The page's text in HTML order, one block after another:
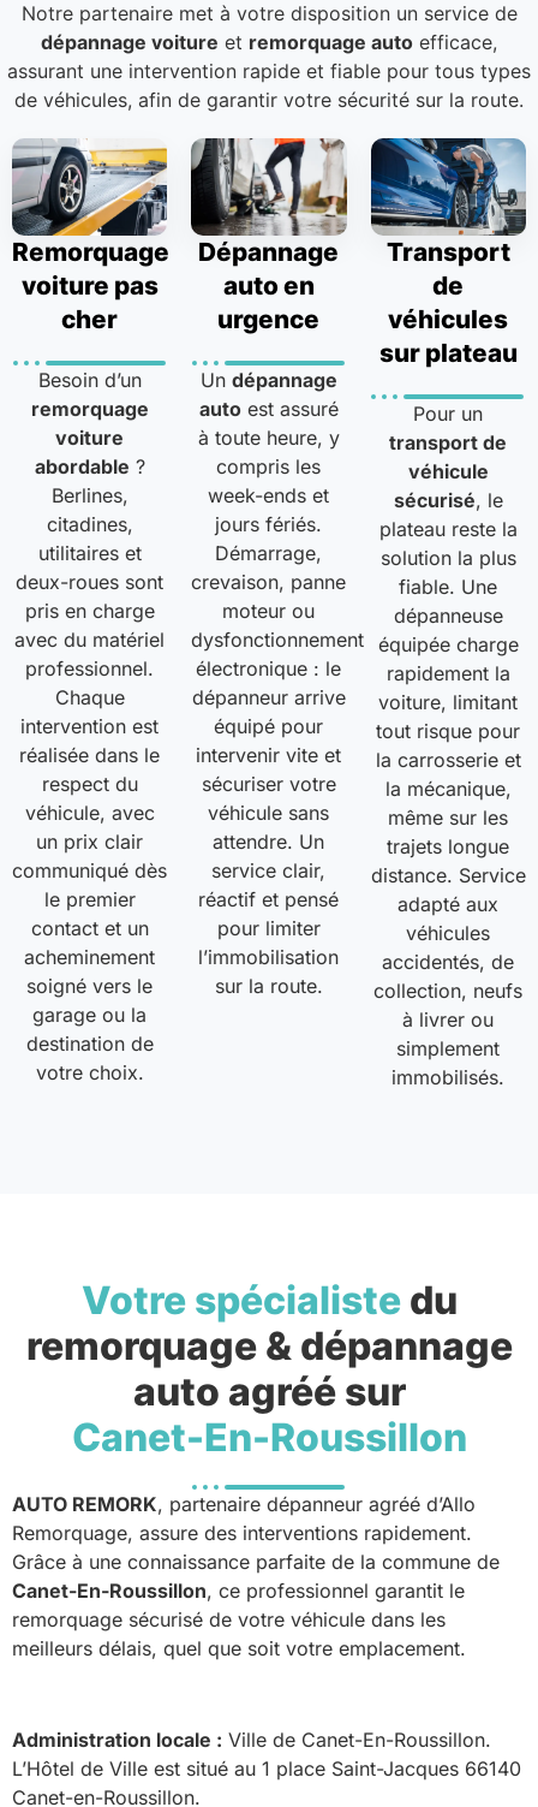
Notre partenaire met à votre disposition un service de
dépannage voiture et remorquage auto efficace,
assurant une intervention rapide et fiable pour tous types
de véhicules, afin de garantir votre sécurité sur la route.
Remorquage
voiture pas
cher
Besoin d’un
remorquage
voiture
abordable ?
Berlines,
citadines,
utilitaires et
deux-roues sont
pris en charge
avec du matériel
professionnel.
Chaque
intervention est
réalisée dans le
respect du
véhicule, avec
un prix clair
communiqué dès
le premier
contact et un
acheminement
soigné vers le
garage ou la
destination de
votre choix.
Dépannage
auto en
urgence
Un dépannage
autoest assuré
à toute heure, y
compris les
week-ends et
jours fériés.
Démarrage,
crevaison, panne
moteur ou
dysfonctionnement
électronique : le
dépanneur arrive
équipé pour
intervenir vite et
sécuriser votre
véhicule sans
attendre. Un
service clair,
réactif et pensé
pour limiter
l’immobilisation
sur la route.
Transport
de
véhicules
sur plateau
Pour un
transport de
véhicule
sécurisé, le
plateau reste la
solution la plus
fiable. Une
dépanneuse
équipée charge
rapidement la
voiture, limitant
tout risque pour
la carrosserie et
la mécanique,
même sur les
trajets longue
distance. Service
adapté aux
véhicules
accidentés, de
collection, neufs
à livrer ou
simplement
immobilisés.
Votre spécialistedu
remorquage & dépannage
auto agréé sur
Canet-En-Roussillon
AUTO REMORK, partenaire dépanneur agréé d’Allo
Remorquage, assure des interventions rapidement.
Grâce à une connaissance parfaite de la commune de
Canet-En-Roussillon, ce professionnel garantit le
remorquage sécurisé de votre véhicule dans les
meilleurs délais, quel que soit votre emplacement.
Administration locale : Ville de Canet-En-Roussillon.
L’Hôtel de Ville est situé au 1 place Saint-Jacques 66140
Canet-en-Roussillon.